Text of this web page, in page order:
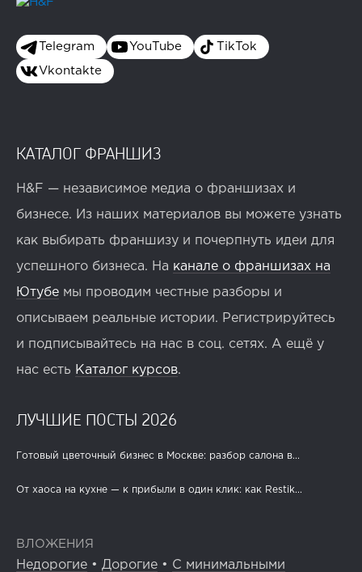
Telegram YouTube TikTok
Vkontakte
КАТАЛОГ ФРАНШИЗ
H&F — независимое медиа о франшизах и
бизнесе. Из наших материалов вы можете узнать
как выбирать франшизу и почерпнуть идеи для
успешного бизнеса. На канале о франшизах на
Ютубе мы проводим честные разборы и
описываем реальные истории. Регистрируйтесь
и подписывайтесь на нас в соц. сетях. А ещё у
нас есть Каталог курсов.
ЛУЧШИЕ ПОСТЫ 2026
Готовый цветочный бизнес в Москве: разбор салона в...
От хаоса на кухне — к прибыли в один клик: как Restik...
ВЛОЖЕНИЯ
Недорогие • Дорогие • С минимальными